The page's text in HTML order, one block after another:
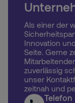
Als einer der
Innovation
Seite. Gerne
zuverlässig
unser
zeitnah und
Telefon